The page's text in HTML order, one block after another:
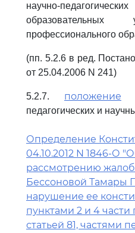
научно-
образовательных
профессионального
(пп. 5.2.6 в ред.
от 25.04.2006 N 241)
5.2.7. положение о
педагогических и
Определение
04.10.2012 N 1846-О
рассмотрению
Бессоновой Тамары
нарушение ее
пунктами 2 и 4 части
статьей 81, частями